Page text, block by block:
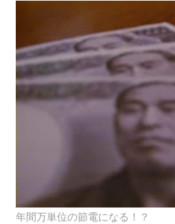
年間万単位の節電になる！？